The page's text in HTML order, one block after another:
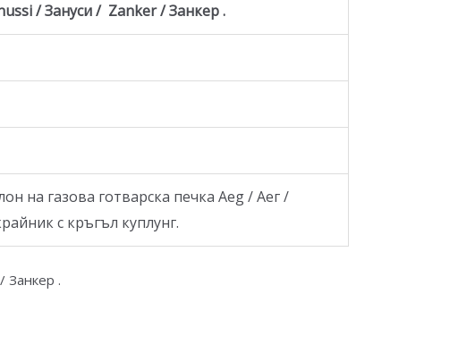
/ Зануси / Zanker / Занкер .
на газова готварска печка Aeg / Аег /
с кръгъл куплунг.
Занкер .